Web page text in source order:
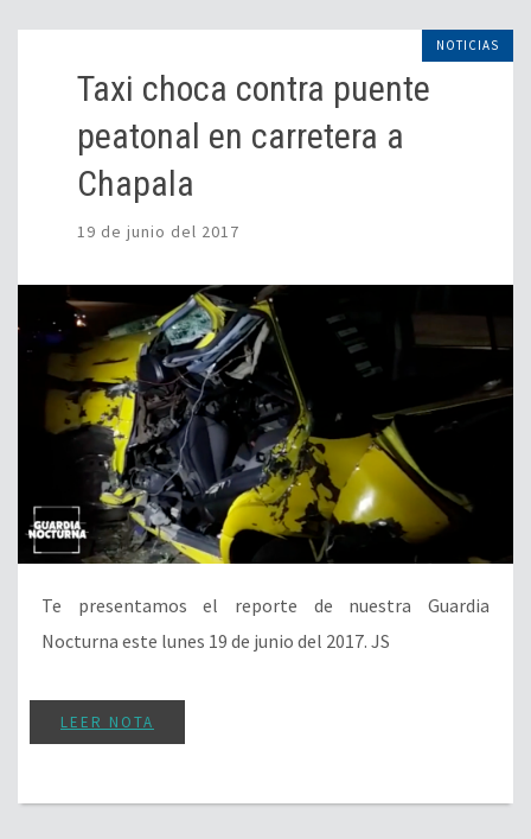
NOTICIAS
Taxi choca contra puente
peatonal en carretera a
Chapala
19 de junio del 2017
Te presentamos el reporte de nuestra Guardia
Nocturna este lunes 19 de junio del 2017. JS
LEER NOTA